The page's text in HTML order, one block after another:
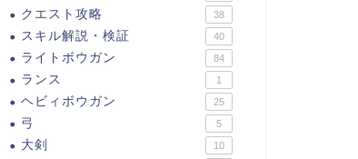
クエスト攻略 38
スキル解説・検証 40
ライトボウガン 84
ランス 1
ヘビィボウガン 25
弓 5
大剣 10